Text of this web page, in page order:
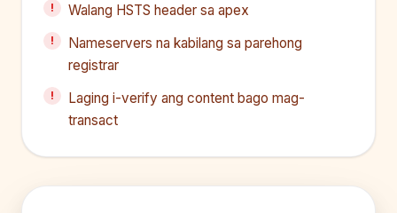
Walang HSTS header sa apex
Nameservers na kabilang sa parehong
registrar
Laging i-verify ang content bago mag-
transact